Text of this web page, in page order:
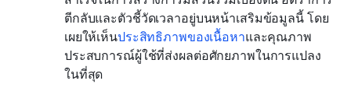
ตีกลับและตัวชี้วัดเวลาอยู่บนหน้าเสริมข้อมูลนี้ โดย
เผยให้เห็นประสิทธิภาพของเนื้อหาและคุณภาพ
ประสบการณ์ผู้ใช้ที่ส่งผลต่อศักยภาพในการแปลง
ในที่สุด